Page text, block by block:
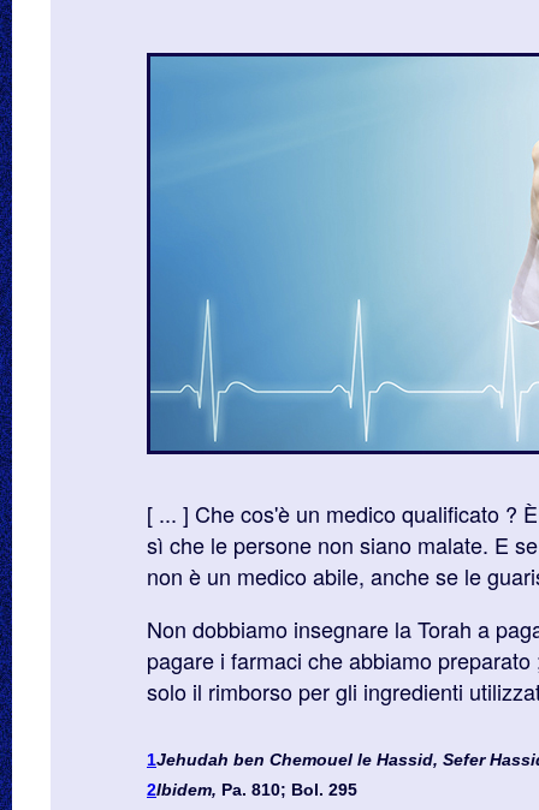
[ ... ] Che cos'è un medico qualificato ?
sì che le persone non siano malate. E
non è un medico abile, anche se le
Non dobbiamo insegnare la Torah a
pagare i farmaci che abbiamo
solo il rimborso per gli ingredienti
1Jehudah ben Chemouel le Hassid, Sefer
2Ibidem, Pa. 810; Bol. 295